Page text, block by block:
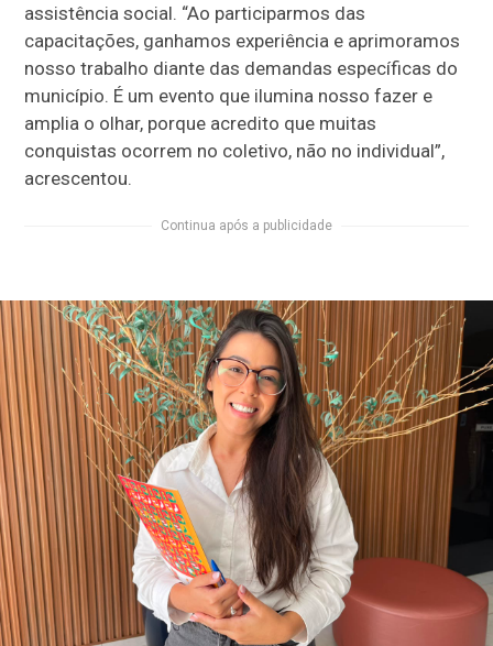
assistência social. “Ao participarmos das
capacitações, ganhamos experiência e aprimoramos
nosso trabalho diante das demandas específicas do
município. É um evento que ilumina nosso fazer e
amplia o olhar, porque acredito que muitas
conquistas ocorrem no coletivo, não no individual”,
acrescentou.
Continua após a publicidade